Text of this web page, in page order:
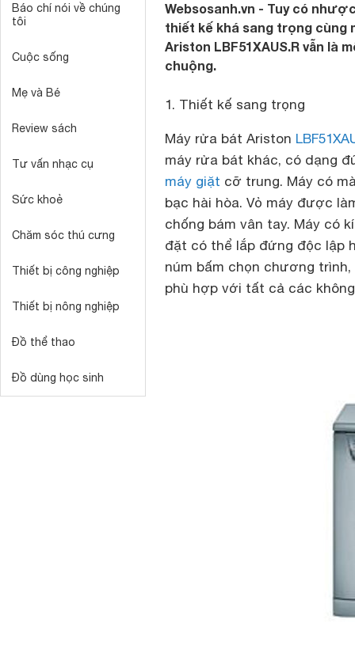
Báo chí nói về chúng
tôi
Cuộc sống
Mẹ và Bé
Review sách
Tư vấn nhạc cụ
Sức khoẻ
Chăm sóc thú cưng
Thiết bị công nghiệp
Thiết bị nông nghiệp
Đồ thể thao
Đồ dùng học sinh
Websosanh.vn - Tuy có
thiết kế khá sang trọng
Ariston LBF51XAUS.R vẫn
chuộng.
1. Thiết kế sang trọng
Máy rửa bát Ariston
máy rửa bát khác, có dạng
máy giặt cỡ trung. Máy có
bạc hài hòa. Vỏ máy được
chống bám vân tay. Máy có
đặt có thể lắp đứng độc lập
núm bấm chọn chương
phù hợp với tất cả các